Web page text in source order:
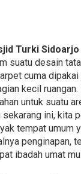
Turki Sidoarjo
suatu desain
cuma
kecil ruangan.
untuk suatu
ini, kita
tempat umum
penginapan,
ibadah umat